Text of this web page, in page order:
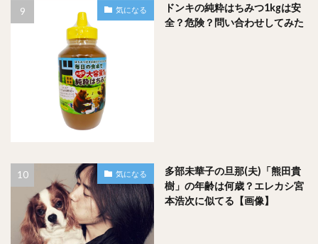
気になる
ドンキの純粋はちみつ1kgは安
全？危険？問い合わせしてみた
気になる
多部未華子の旦那(夫)「熊田貴
樹」の年齢は何歳？エレカシ宮
本浩次に似てる【画像】